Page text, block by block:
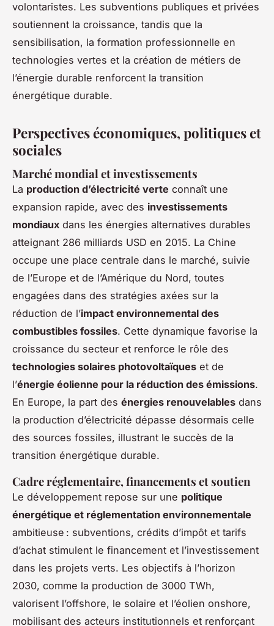
volontaristes. Les subventions publiques et privées
soutiennent la croissance, tandis que la
sensibilisation, la formation professionnelle en
technologies vertes et la création de métiers de
l’énergie durable renforcent la transition
énergétique durable.
Perspectives économiques, politiques et
sociales
Marché mondial et investissements
La production d’électricité verte connaît une
expansion rapide, avec des investissements
mondiaux dans les énergies alternatives durables
atteignant 286 milliards USD en 2015. La Chine
occupe une place centrale dans le marché, suivie
de l’Europe et de l’Amérique du Nord, toutes
engagées dans des stratégies axées sur la
réduction de l’impact environnemental des
combustibles fossiles. Cette dynamique favorise la
croissance du secteur et renforce le rôle des
technologies solaires photovoltaïques et de
l’énergie éolienne pour la réduction des émissions.
En Europe, la part des énergies renouvelables dans
la production d’électricité dépasse désormais celle
des sources fossiles, illustrant le succès de la
transition énergétique durable.
Cadre réglementaire, financements et soutien
Le développement repose sur une politique
énergétique et réglementation environnementale
ambitieuse : subventions, crédits d’impôt et tarifs
d’achat stimulent le financement et l’investissement
dans les projets verts. Les objectifs à l’horizon
2030, comme la production de 3000 TWh,
valorisent l’offshore, le solaire et l’éolien onshore,
mobilisant des acteurs institutionnels et renforçant